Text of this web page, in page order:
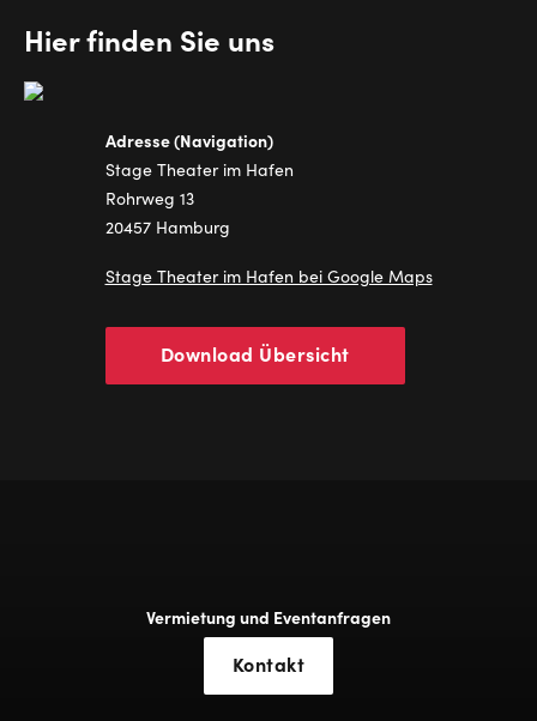
Adresse (Navigation)
Stage Theater im Hafen
Rohrweg 13
20457 Hamburg
Stage Theater im Hafen bei Google Maps
Download Übersicht
Hier finden Sie uns
Vermietung und Eventanfragen
Kontakt